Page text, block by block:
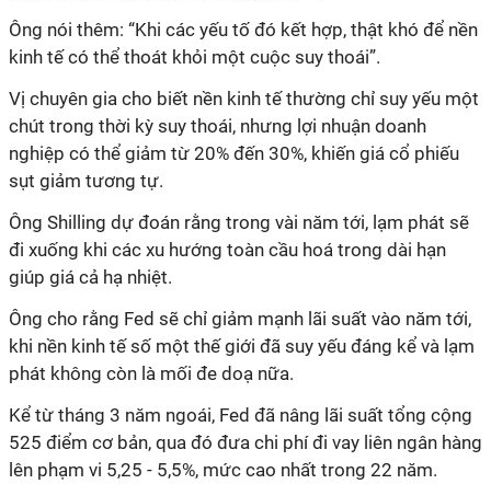
Ông nói thêm: “Khi các yếu tố đó kết hợp, thật khó để nền
kinh tế có thể thoát khỏi một cuộc suy thoái”.
Vị chuyên gia cho biết nền kinh tế thường chỉ suy yếu một
chút trong thời kỳ suy thoái, nhưng lợi nhuận doanh
nghiệp có thể giảm từ 20% đến 30%, khiến giá cổ phiếu
sụt giảm tương tự.
Ông Shilling dự đoán rằng trong vài năm tới, lạm phát sẽ
đi xuống khi các xu hướng toàn cầu hoá trong dài hạn
giúp giá cả hạ nhiệt.
Ông cho rằng Fed sẽ chỉ giảm mạnh lãi suất vào năm tới,
khi nền kinh tế số một thế giới đã suy yếu đáng kể và lạm
phát không còn là mối đe doạ nữa.
Kể từ tháng 3 năm ngoái, Fed đã nâng lãi suất tổng cộng
525 điểm cơ bản, qua đó đưa chi phí đi vay liên ngân hàng
lên phạm vi 5,25 - 5,5%, mức cao nhất trong 22 năm.